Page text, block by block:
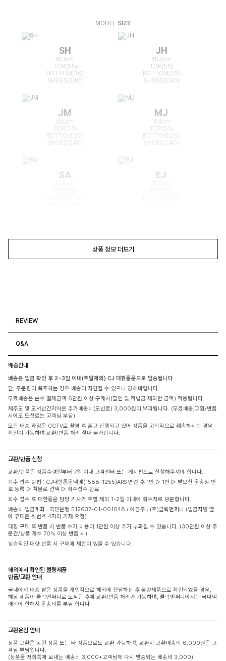
MODEL SIZE
SH
163cm
TOP(55)
BOTTOM(26)
SHOES(240)
JH
167cm
TOP(55)
BOTTOM(26)
SHOES(240)
JM
166cm
TOP(55)
BOTTOM(25)
MJ
164cm
TOP(55)
BOTTOM(26)
SA EJ
상품 정보 더보기
REVIEW
Q&A
배송안내
배송은 입금 확인 후 2~3일 이내(주말제외) CJ 대한통운으로 발송됩니다.
단, 주문량이 폭주하는 경우 배송이 지연될 수 있으니 양해바랍니다.
무료배송은 순수 결제금액 6만원 이상 구매시(할인 및 적립금 제외한 금액) 적용됩니다.
제주도 및 도서산간지역은 추가배송비(도선료) 3,000원이 부과됩니다. (무료배송,교환/반품
시에도 도선료는 고객님 부담)
모든 배송 과정은 CCTV로 촬영 후 출고 진행되고 있어 상품을 고의적으로 훼손하시는 경우
확인이 가능하며 교환/반품 처리 절대 불가합니다.
교환/반품 신청
교환/반품은 상품수령일부터 7일 이내 고객센터 또는 게시판으로 신청해주셔야 합니다.
회수 접수 방법 : CJ대한통운택배(1588-1255)ARS 연결 후 1번 ▷ 1번 ▷ 받으신 운송장 번
호 등록 ▷ 착불로 선택 ▷ 회수접수 완료
회수 접수 후 대한통운 담당 기사가 주말 제외 1-2일 이내에 회수지로 방문합니다.
배송비 입금계좌 : 국민은행 512637-01-001048 / 예금주 : (주)클릭앤퍼니 (입금자명 옆
에 휴대폰 뒷번호 4자리 기재 요청)
대량 구매 후 반품 시 반품 수거 비용이 1만원 이상 추가 부과될 수 있습니다. (30만원 이상 주
문건/상품 개수 70% 이상 반품 시)
상습적인 대량 반품 시 구매에 제한이 있을 수 있습니다.
해외에서 확인된 불량제품
반품/교환 안내
국내에서 배송 받은 상품을 개인적으로 해외에 전달하신 후 불량제품으로 확인되었을 경우,
해당 제품이 클릭앤퍼니로 도착된 후에 교환/반품 처리가 가능하며, 클릭앤퍼니에서는 국내택
배비에 한해서 운송비를 부담 합니다
교환운임 안내
상품 교환은 동일 상품 또는 타 상품으로도 교환 가능하며, 교환시 교환배송비 6,000원은 고
객님 부담입니다.
(상품을 저희쪽에 보내는 배송비 3,000+고객님께 다시 발송되는 배송비 3,000)